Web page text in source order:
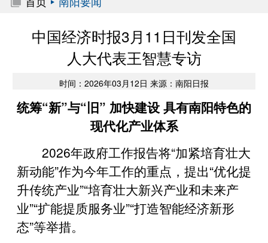
中国经济时报3月11日刊发全国
人大代表王智慧专访
时间：2026年03月12日 来源：南阳日报
统筹“新”与“旧” 加快建设 具有南阳特色的
现代化产业体系
2026年政府工作报告将“加紧培育壮大
新动能”作为今年工作的重点，提出“优化提
升传统产业”“培育壮大新兴产业和未来产
业”“扩能提质服务业”“打造智能经济新形
态”等举措。